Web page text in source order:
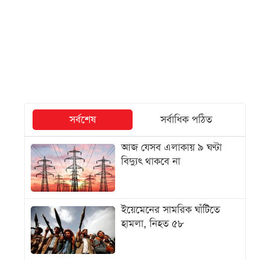
সর্বশেষ
সর্বাধিক পঠিত
আজ যেসব এলাকায় ৯ ঘণ্টা
বিদ্যুৎ থাকবে না
ইয়েমেনের সামরিক ঘাঁটিতে
হামলা, নিহত ৫৮